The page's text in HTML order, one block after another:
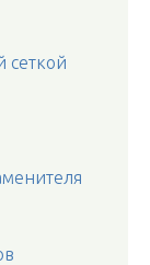
сеткой